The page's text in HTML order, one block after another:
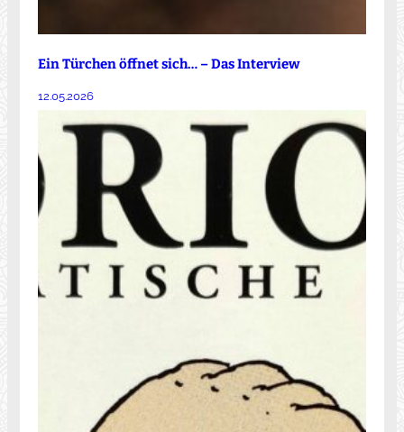
Ein Türchen öffnet sich… – Das Interview
12.05.2026